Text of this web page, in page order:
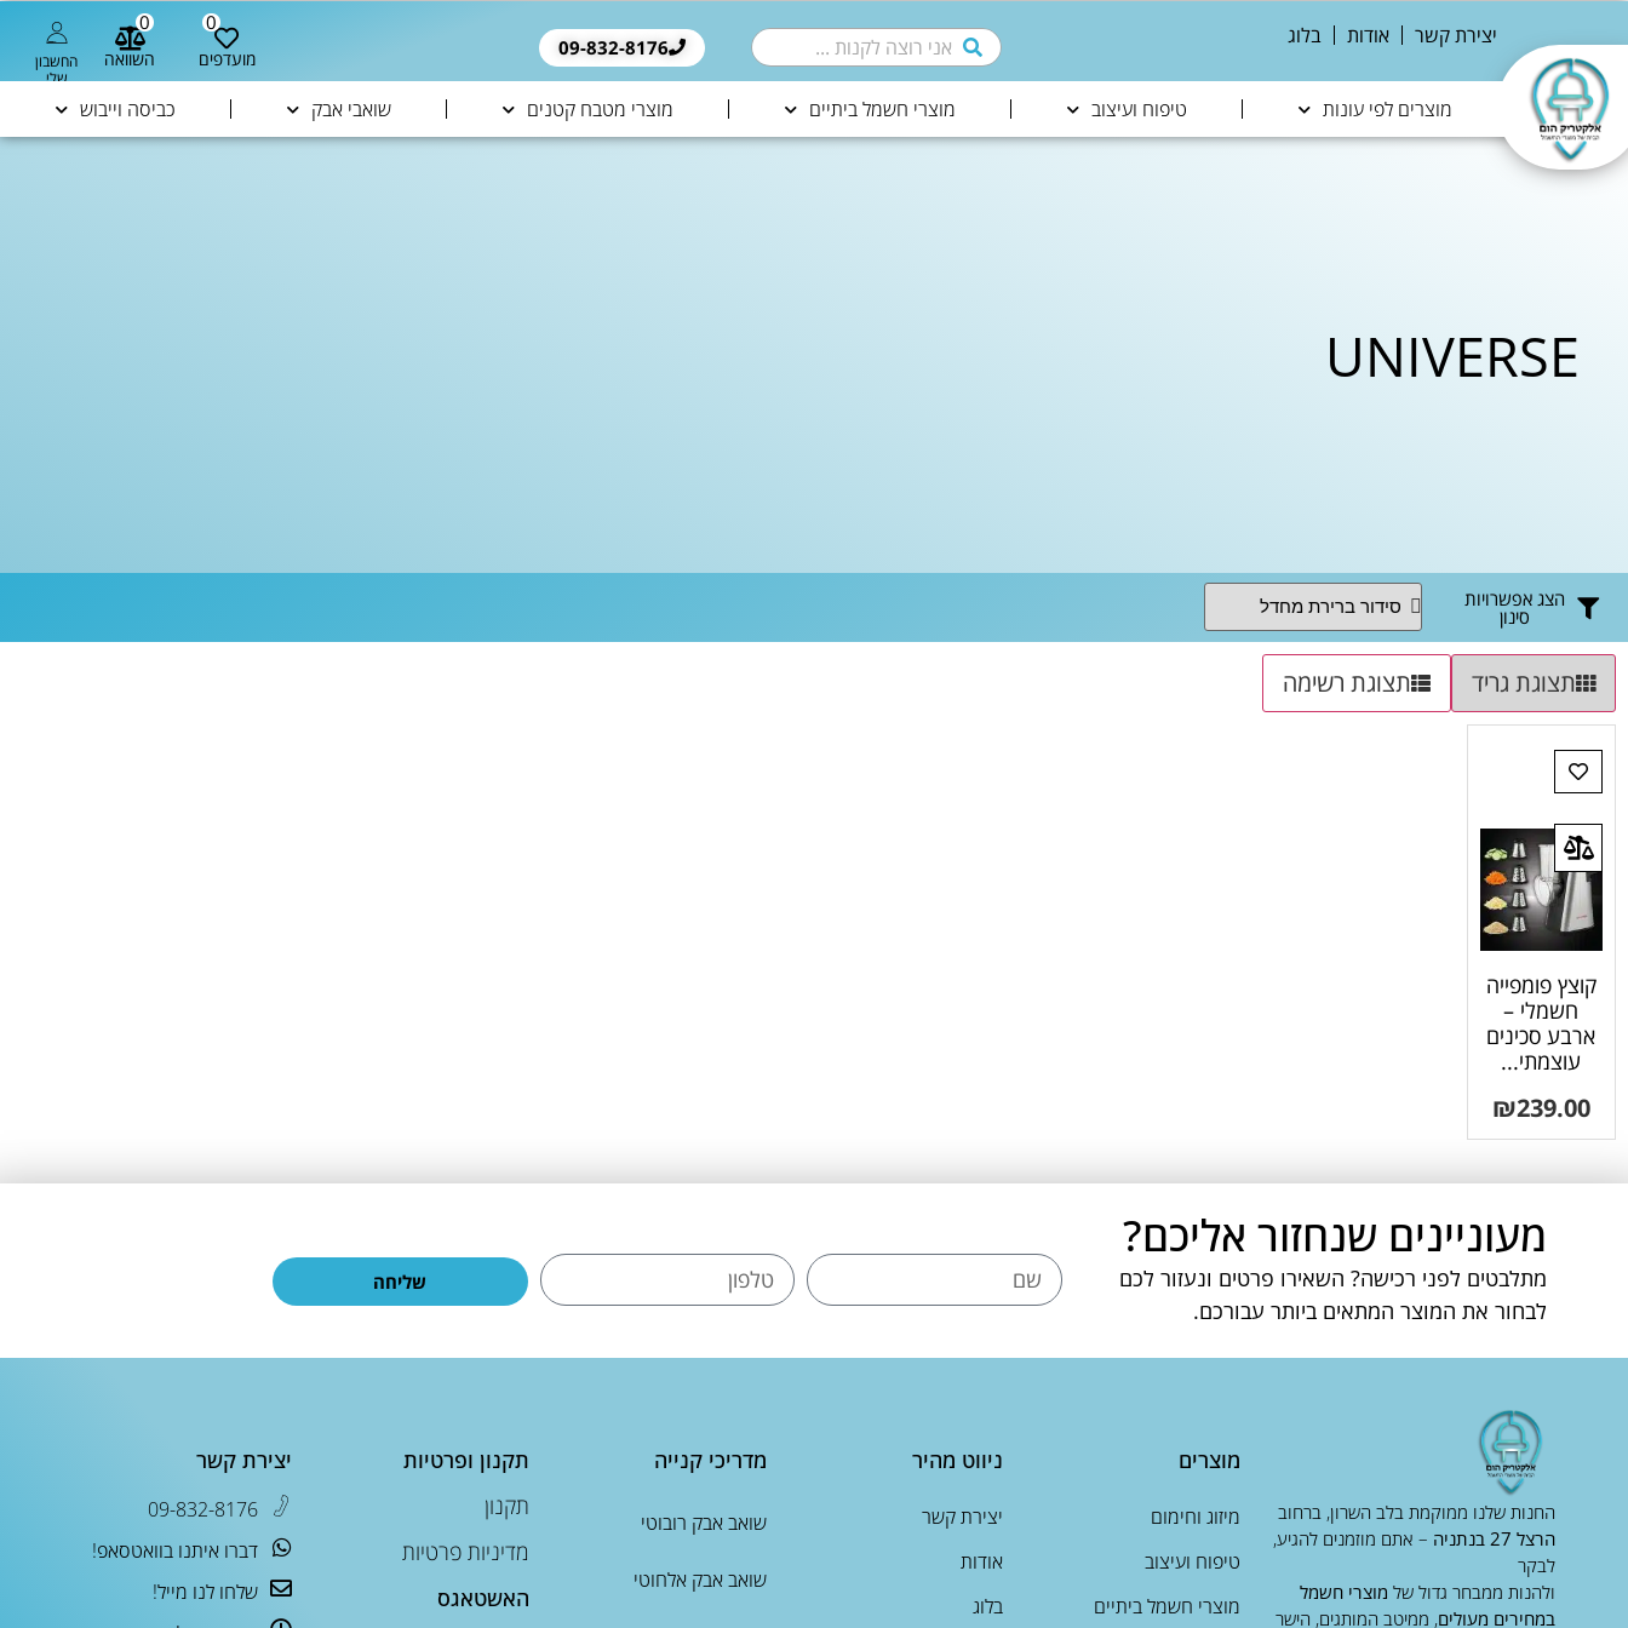
יצירת קשר אודות בלוג 09-832-8176​ מועדפים
0
השוואה
0
החשבון
שלי
מוצרים לפי עונות טיפוח ועיצוב מוצרי חשמל ביתיים מוצרי מטבח קטנים שואבי אבק כביסה וייבוש
UNIVERSE
הצג אפשרויות
סינון
תצוגת גריד תצוגת רשימה
קוצץ פומפייה
חשמלי –
ארבע סכינים
עוצמתי...
₪239.00
מעוניינים שנחזור אליכם?
מתלבטים לפני רכישה? השאירו פרטים ונעזור לכם
לבחור את המוצר המתאים ביותר עבורכם.
שליחה
החנות שלנו ממוקמת בלב השרון, ברחוב
הרצל 27 בנתניה
– אתם מוזמנים להגיע,
לבקר
ולהנות ממבחר גדול של מוצרי חשמל
במחירים מעולים, ממיטב המותגים, הישר
מוצרים
מיזוג וחימום
טיפוח ועיצוב
מוצרי חשמל ביתיים
ניווט מהיר
יצירת קשר
אודות
בלוג
מדריכי קנייה
שואב אבק רובוטי
שואב אבק אלחוטי
תקנון ופרטיות
תקנון
מדיניות פרטיות
האשטאגס
יצירת קשר
09-832-8176
דברו איתנו בוואטסאפ!
שלחו לנו מייל!